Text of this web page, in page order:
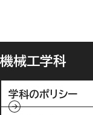
機械工学科
学科のポリシー